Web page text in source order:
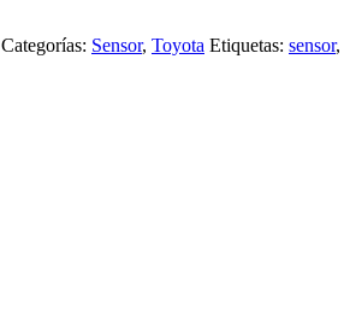
Categorías: Sensor, Toyota Etiquetas: sensor,